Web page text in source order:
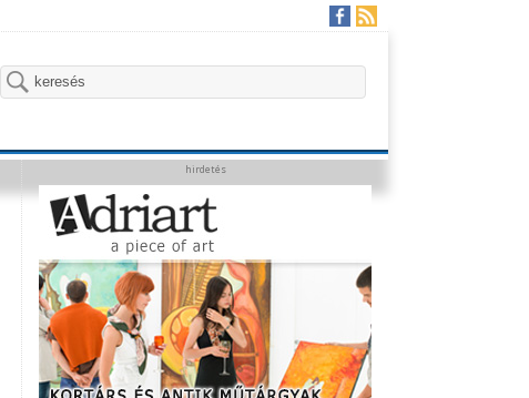
hirdetés